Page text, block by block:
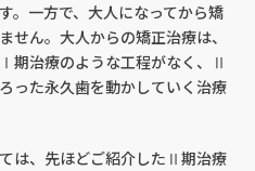
。一方で、大人になってから矯
せん。大人からの矯正治療は、
期治療のような工程がなく、Ⅱ
った永久歯を動かしていく治療
は、先ほどご紹介したⅡ期治療